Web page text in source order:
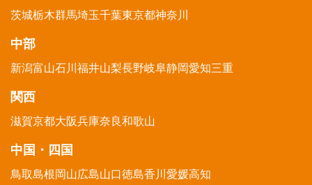
茨城栃木群馬埼玉千葉東京都神奈川
中部
新潟富山石川 福井山梨長野岐阜静岡愛知三重
関西
滋賀京都大阪兵庫奈良和歌山
中国・四国
鳥取島根岡山広島山口徳島香川 愛媛高知